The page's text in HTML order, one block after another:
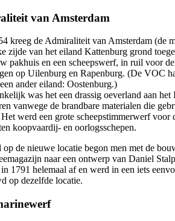
van Amsterdam
kreeg de Admiraliteit van Amsterdam (de
zijde van het eiland Kattenburg grond
pakhuis en een scheepswerf, in ruil voor de
op Uilenburg en Rapenburg. (De VOC
ander eiland: Oostenburg.)
was het een drassig oeverland aan het
vanwege de brandbare materialen die
werd een grote scheepstimmerwerf voor
koopvaardij- en oorlogsschepen.
op de nieuwe locatie begon men met de
naar een ontwerp van Daniel
1791 helemaal af en werd in een iets
op dezelfde locatie.